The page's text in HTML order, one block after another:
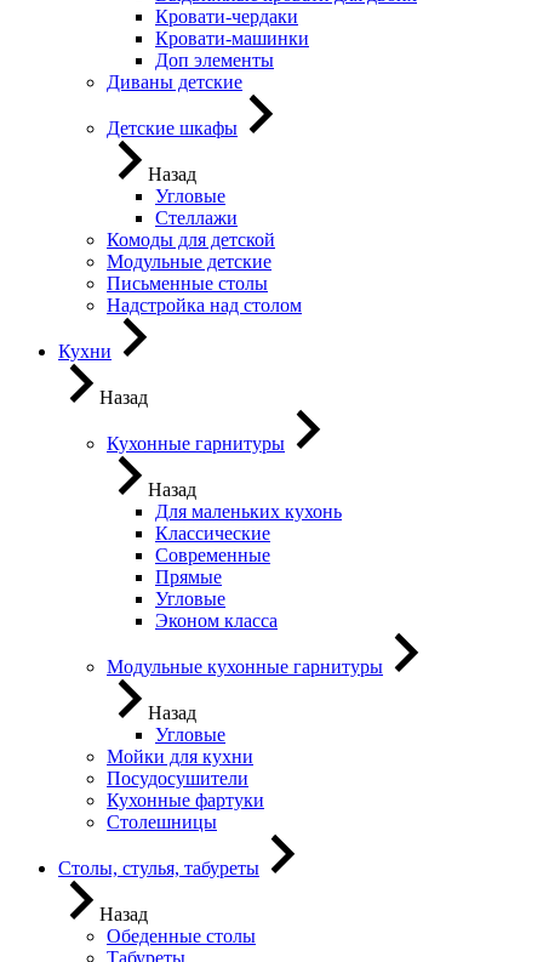
Кровати-чердаки
Кровати-машинки
Доп элементы
Диваны детские
Детские шкафы
Назад
Угловые
Стеллажи
Комоды для детской
Модульные детские
Письменные столы
Надстройка над столом
Кухни
Назад
Кухонные гарнитуры
Назад
Для маленьких кухонь
Классические
Современные
Прямые
Угловые
Эконом класса
Модульные кухонные гарнитуры
Назад
Угловые
Мойки для кухни
Посудосушители
Кухонные фартуки
Столешницы
Столы, стулья, табуреты
Назад
Обеденные столы
Табуреты